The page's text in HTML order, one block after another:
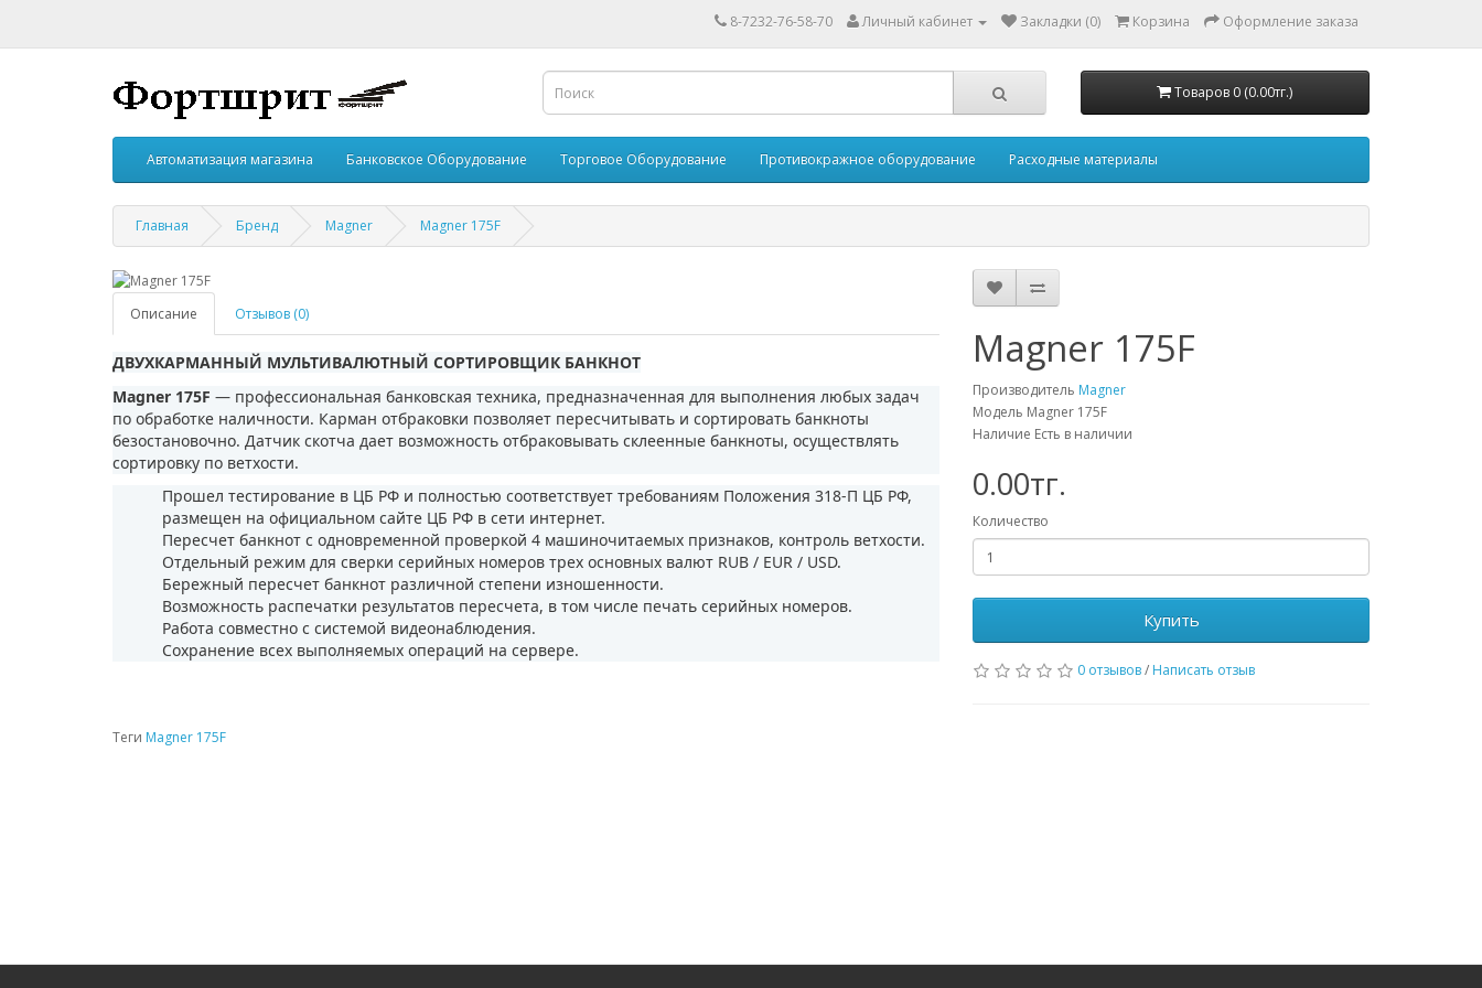
8-7232-76-58-70 Личный кабинет Закладки (0) Корзина Оформление заказа
Товаров 0 (0.00тг.)
Автоматизация магазина Банковское Оборудование Торговое Оборудование Противокражное оборудование Расходные материалы
Главная Бренд Magner Magner 175F
Описание Отзывов (0)
ДВУХКАРМАННЫЙ МУЛЬТИВАЛЮТНЫЙ СОРТИРОВЩИК БАНКНОТ
Magner 175F — профессиональная банковская техника, предназначенная для выполнения любых задач
по обработке наличности. Карман отбраковки позволяет пересчитывать и сортировать банкноты
безостановочно. Датчик скотча дает возможность отбраковывать склеенные банкноты, осуществлять
сортировку по ветхости.
Прошел тестирование в ЦБ РФ и полностью соответствует требованиям Положения 318-П ЦБ РФ,
размещен на официальном сайте ЦБ РФ в сети интернет.
Пересчет банкнот с одновременной проверкой 4 машиночитаемых признаков, контроль ветхости.
Отдельный режим для сверки серийных номеров трех основных валют RUB / EUR / USD.
Бережный пересчет банкнот различной степени изношенности.
Возможность распечатки результатов пересчета, в том числе печать серийных номеров.
Работа совместно с системой видеонаблюдения.
Сохранение всех выполняемых операций на сервере.
Magner 175F
Производитель Magner
Модель Magner 175F
Наличие Есть в наличии
0.00тг.
Количество
Купить
0 отзывов/ Написать отзыв
Теги Magner 175F